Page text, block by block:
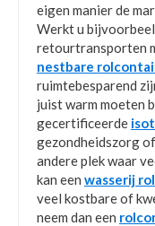
eigen manier de
Werkt u
retourtransporten
nestbare
ruimtebesparend
juist warm moeten
gecertificeerde
gezondheidszorg
andere plek waar
kan een wasserij
veel kostbare of
neem dan een